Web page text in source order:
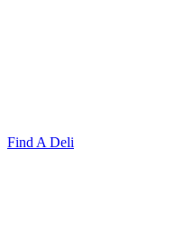
Find A Deli